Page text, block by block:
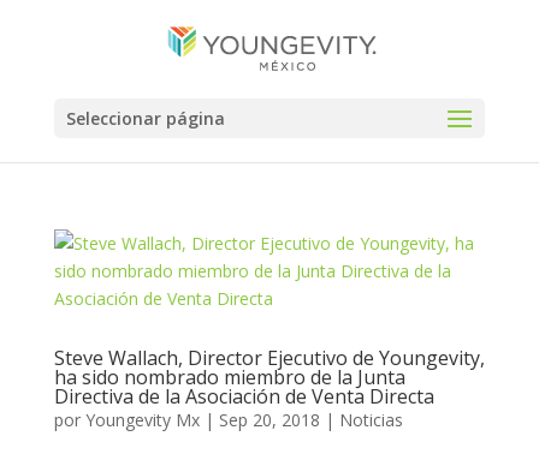
Seleccionar página
Steve Wallach, Director Ejecutivo de Youngevity,
ha sido nombrado miembro de la Junta
Directiva de la Asociación de Venta Directa
por Youngevity Mx| Sep 20, 2018 | Noticias